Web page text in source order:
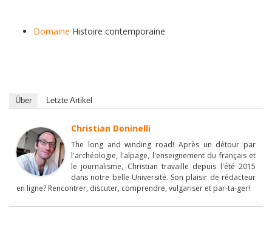
Domaine Histoire contemporaine
Über Letzte Artikel
Christian Doninelli
The long and winding road! Après un détour par
l'archéologie, l'alpage, l'enseignement du français et
le journalisme, Christian travaille depuis l'été 2015
dans notre belle Université. Son plaisir de rédacteur
en ligne? Rencontrer, discuter, comprendre, vulgariser et par-ta-ger!